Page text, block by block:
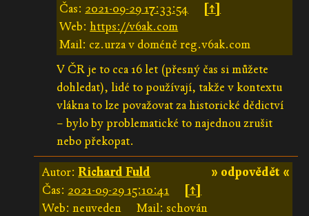
Čas: 2021-09-29 17:33:54
[↑]
Web:https://v6ak.com
Mail: cz.urza v doméně reg.v6ak.com
V ČR je to cca 16 let (přesný čas si můžete
dohledat), lidé to používají, takže v kontextu
vlákna to lze považovat za historické dědictví
– bylo by problematické to najednou zrušit
nebo překopat.
» odpovědět «
Autor:Richard Fuld
Čas: 2021-09-29 15:10:41
[↑]
Web: neuveden
Mail: schován